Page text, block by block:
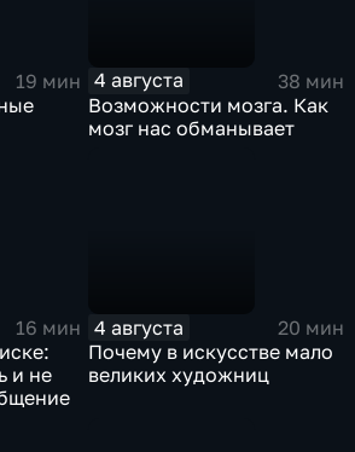
19 мин
4 августа
38 мин
Возможности мозга. Как
мозг нас обманывает
16 мин
и не
4 августа
20 мин
Почему в искусстве мало
великих художниц